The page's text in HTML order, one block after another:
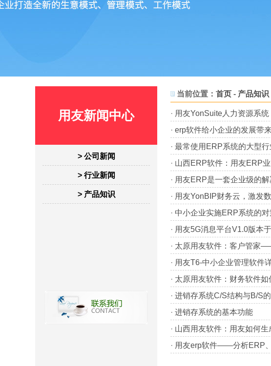
用友新闻中心
> 公司新闻
> 行业新闻
> 产品知识
当前位置： 首页 - 产品知识
· 用友YonSuite人力资源系
· erp软件给小企业的发展带
· 最常使用ERP系统的大型行
· 山西ERP软件：用友ERP
· 用友ERP是一套企业级的解
· 用友YonBIP财务云，激发
· 中小企业实施ERP系统的对
· 用友5G消息平台V1.0版本
· 太原用友软件：客户管家
· 用友T6-中小企业管理软件
· 太原用友软件：财务软件如
· 进销存系统C/S结构与B/S的
· 进销存系统的基本功能
· 山西用友软件：用友如何生
· 用友erp软件——分析ERP